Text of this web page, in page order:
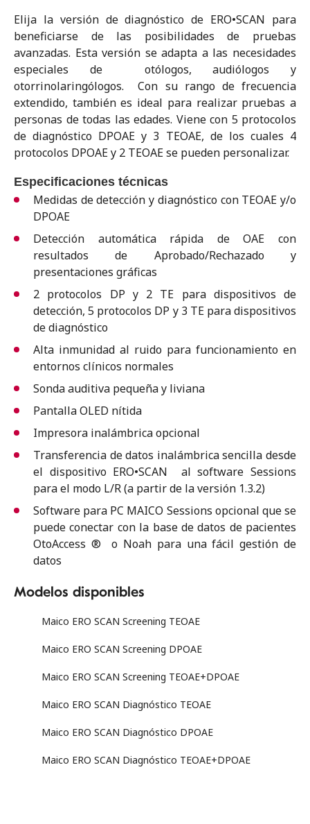
Elija la versión de diagnóstico de ERO•SCAN para
beneficiarse de las posibilidades de pruebas
avanzadas. Esta versión se adapta a las necesidades
especiales de otólogos, audiólogos y
otorrinolaringólogos. Con su rango de frecuencia
extendido, también es ideal para realizar pruebas a
personas de todas las edades. Viene con 5 protocolos
de diagnóstico DPOAE y 3 TEOAE, de los cuales 4
protocolos DPOAE y 2 TEOAE se pueden personalizar.
Especificaciones técnicas
Medidas de detección y diagnóstico con TEOAE y/o
DPOAE
Detección automática rápida de OAE con
resultados de Aprobado/Rechazado y
presentaciones gráficas
2 protocolos DP y 2 TE para dispositivos de
detección, 5 protocolos DP y 3 TE para dispositivos
de diagnóstico
Alta inmunidad al ruido para funcionamiento en
entornos clínicos normales
Sonda auditiva pequeña y liviana
Pantalla OLED nítida
Impresora inalámbrica opcional
Transferencia de datos inalámbrica sencilla desde
el dispositivo ERO•SCAN al software Sessions
para el modo L/R (a partir de la versión 1.3.2)
Software para PC MAICO Sessions opcional que se
puede conectar con la base de datos de pacientes
OtoAccess ® o Noah para una fácil gestión de
datos
Modelos disponibles
Maico ERO SCAN Screening TEOAE
Maico ERO SCAN Screening DPOAE
Maico ERO SCAN Screening TEOAE+DPOAE
Maico ERO SCAN Diagnóstico TEOAE
Maico ERO SCAN Diagnóstico DPOAE
Maico ERO SCAN Diagnóstico TEOAE+DPOAE